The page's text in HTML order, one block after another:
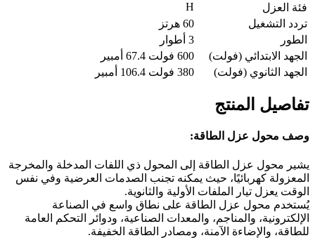
فئة العزل
H
تردد التشغيل
60 هرتز
الطور
3 أطوار
الجهد الابتدائي (فولت)
600 فولت 67.4 أمبير
الجهد الثانوي (فولت)
380 فولت 106.4 أمبير
تفاصيل المنتج
وصف محول عزل الطاقة:
يشير محول عزل الطاقة إلى المحول ذي اللفات المدخلة والمخرجة
المعزولة كهربائيًا، حيث يمكنه تجنب الصدمات العرضية وفي نفس
الوقت يعزل تيار الملفات الأولية والثانوية.
يُستخدم محول عزل الطاقة على نطاق واسع في الصناعة
الإلكترونية، والمناجم، والمعدات الصناعية، ودوائر التحكم العامة
للطاقة، والإضاءة الآمنة، ومصادر الطاقة الخفيفة.